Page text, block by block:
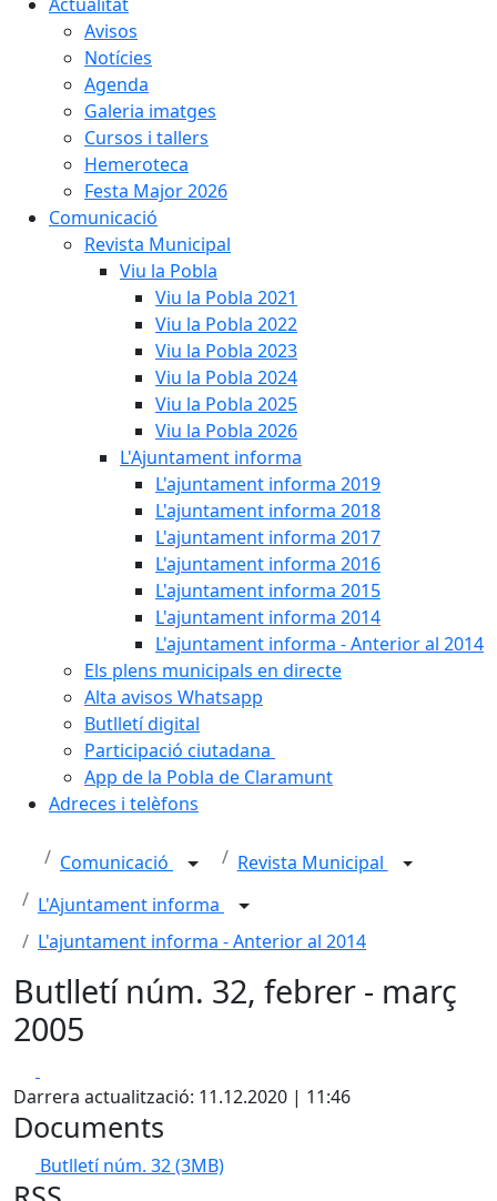
Avisos
Notícies
Agenda
Galeria imatges
Cursos i tallers
Hemeroteca
Festa Major 2026
Comunicació
Revista Municipal
Viu la Pobla
Viu la Pobla 2021
Viu la Pobla 2022
Viu la Pobla 2023
Viu la Pobla 2024
Viu la Pobla 2025
Viu la Pobla 2026
L'Ajuntament informa
L'ajuntament informa 2019
L'ajuntament informa 2018
L'ajuntament informa 2017
L'ajuntament informa 2016
L'ajuntament informa 2015
L'ajuntament informa 2014
L'ajuntament informa - Anterior al 2014
Els plens municipals en directe
Alta avisos Whatsapp
Butlletí digital
Participació ciutadana
App de la Pobla de Claramunt
Adreces i telèfons
Comunicació
Revista Municipal
L'Ajuntament informa
L'ajuntament informa - Anterior al 2014
Butlletí núm. 32, febrer - març
2005
Darrera actualització: 11.12.2020 | 11:46
Documents
Butlletí núm. 32(3MB)